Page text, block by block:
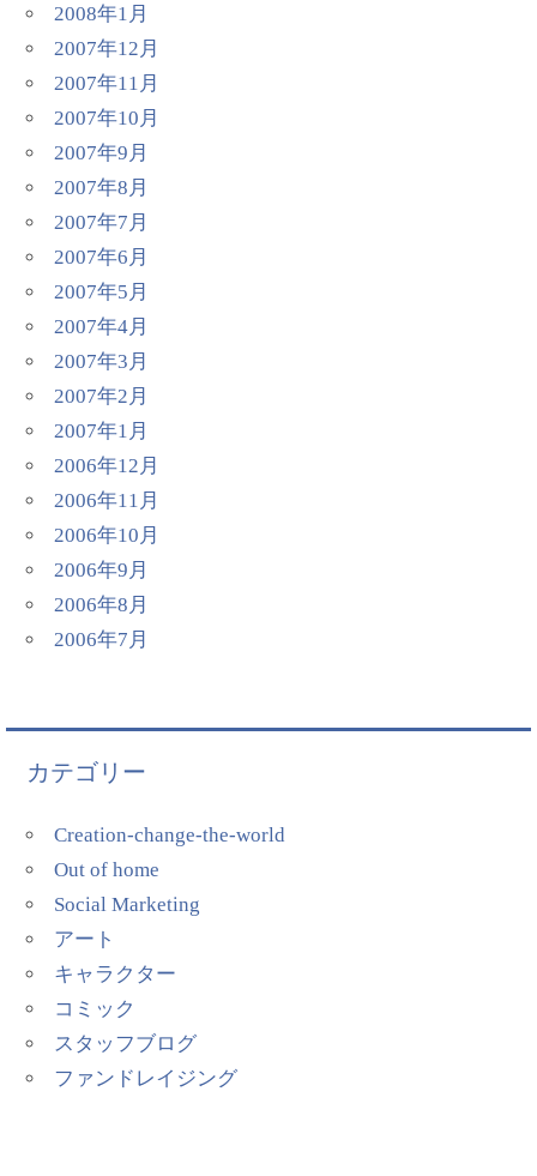
2008年1月
2007年12月
2007年11月
2007年10月
2007年9月
2007年8月
2007年7月
2007年6月
2007年5月
2007年4月
2007年3月
2007年2月
2007年1月
2006年12月
2006年11月
2006年10月
2006年9月
2006年8月
2006年7月
カテゴリー
Creation-change-the-world
Out of home
Social Marketing
アート
キャラクター
コミック
スタッフブログ
ファンドレイジング